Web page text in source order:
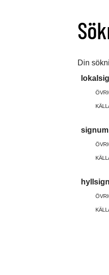
Din
signum